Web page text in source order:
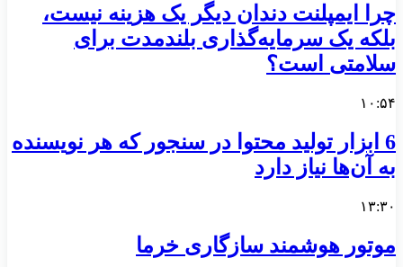
چرا ایمپلنت دندان دیگر یک هزینه نیست،
بلکه یک سرمایه‌گذاری بلندمدت برای
سلامتی است؟
۱۰:۵۴
6 ابزار تولید محتوا در سنجور که هر نویسنده
به آن‌ها نیاز دارد
۱۳:۳۰
موتور هوشمند سازگاری خرما